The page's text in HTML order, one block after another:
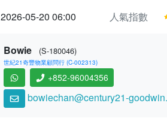
2026-05-20 06:00 人氣指數
Bowie (S-180046)
世紀21奇豐物業顧問行 (C-002313)
+852-96004356
bowiechan@century21-